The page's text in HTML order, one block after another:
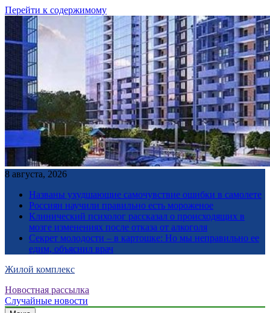
Перейти к содержимому
8 августа, 2026
Названы ухудшающие самочувствие ошибки в самолете
Россиян научили правильно есть мороженое
Клинический психолог рассказал о происходящих в
мозге изменениях после отказа от алкоголя
Секрет молодости – в картошке: Но мы неправильно ее
едим, объяснил врач
Жилой комплекс
Новостная рассылка
Случайные новости